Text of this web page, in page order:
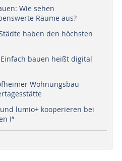
Wie sehen
Räume aus?
haben den höchsten
bauen heißt digital
Wohnungsbau
und lumio+ kooperieren bei
I“